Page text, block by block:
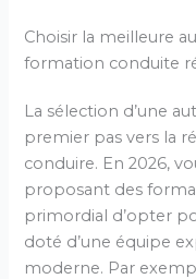
Choisir la meilleure
formation conduite
La sélection d’une
premier pas vers la
conduire. En 2026,
proposant des
primordial d’opter
doté d’une équipe
moderne. Par